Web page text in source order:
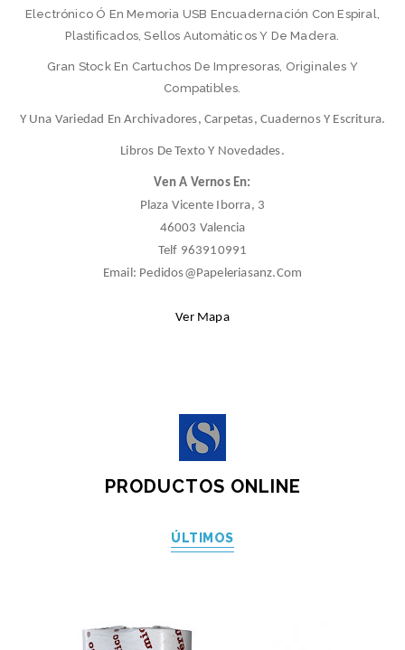
Electrónico Ó En Memoria USB Encuadernación Con Espiral,
Plastificados, Sellos Automáticos Y De Madera.
Gran Stock En Cartuchos De Impresoras, Originales Y
Compatibles.
Y Una Variedad En Archivadores, Carpetas, Cuadernos Y Escritura.
Libros De Texto Y Novedades.
Ven A Vernos En:
Plaza Vicente Iborra, 3
46003 Valencia
Telf 963910991
Email: Pedidos@papeleriasanz.com
Ver Mapa
PRODUCTOS ONLINE
ÚLTIMOS